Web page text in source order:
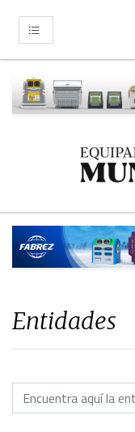
Entidades